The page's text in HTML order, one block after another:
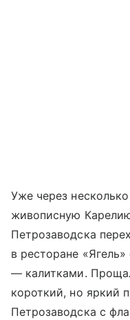
Уже через
живописную
Петрозаводска
в ресторане
— калитками.
короткий, но яркий
Петрозаводска с